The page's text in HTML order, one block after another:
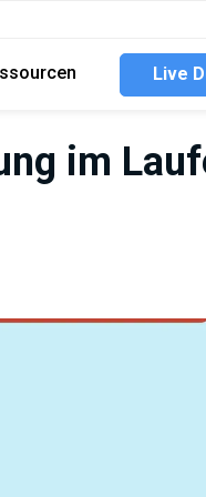
Live
im